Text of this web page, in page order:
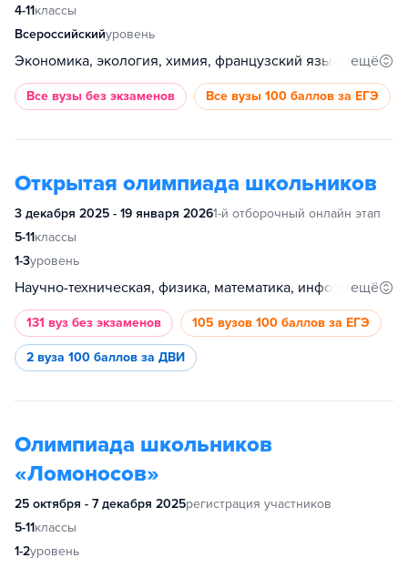
4-11классы
Всероссийскийуровень
Экономика, экология, химия, французский язык, физическая культура, физика, технология, русский язык, право, основы безопасности и защиты Родины, обществознание, немецкий язык, математика, литература, китайский язык, итальянский язык, история, испанский язык, искусство (МХК), информатика, география, биология, астрономия, английский язык
ещё
Все вузы без экзаменов Все вузы 100 баллов за ЕГЭ
Открытая олимпиада школьников
3 декабря 2025 - 19 января 20261-й отборочный онлайн этап
5-11классы
1-3уровень
Научно-техническая, физика, математика, информатика
ещё
131 вуз без экзаменов 105 вузов 100 баллов за ЕГЭ
2 вуза 100 баллов за ДВИ
Олимпиада школьников
«Ломоносов»
25 октября - 7 декабря 2025регистрация участников
5-11классы
1-2уровень